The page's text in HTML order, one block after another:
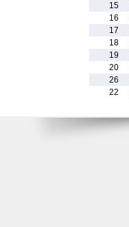
15
16
17
18
19
20
26
22